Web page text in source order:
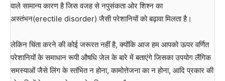
वाले सामान्य कारण है जिस वजह से नपुसंकता ओर शिश्न का
अस्तंभन(erectile disorder) जैसी परेशानियों को बढ़ावा मिलता है।
लेकिन चिंता करने की कोई जरूरत नहीं है, क्योंकि आज हम आपको ऊपर वर्णित
परेशानियों के समाधान रूपी औषधि जेल के बारे में बताएंगे जिसका उपयोग लैंगिक
समस्याओं जैसे लिंग के स्तंभित न होना, कामोत्तेजना का न होना, आदि प्रकार की